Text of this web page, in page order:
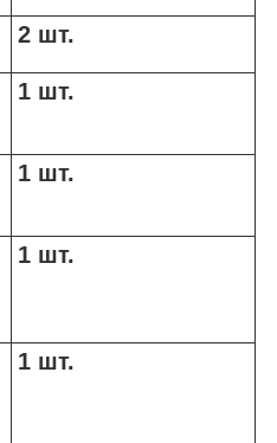
2 шт.
1 шт.
1 шт.
1 шт.
1 шт.